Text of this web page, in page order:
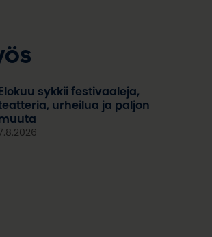
Elokuu sykkii festivaaleja,
urheilua ja paljon